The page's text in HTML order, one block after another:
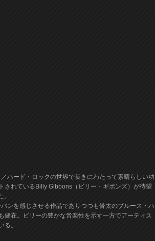
ハード・ロックの世界で長きにわたって素晴らしい功
されているBilly Gibbons（ビリー・ギボンズ）が待望
ンを感じさせる作品でありつつも骨太のブルース・ハ
在。ビリーの豊かな音楽性を示す一方でアーティス
る。